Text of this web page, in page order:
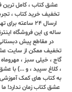
عشق کتاب ، کامل ترین
تخفیف خرید کتاب ،
ارسال ٢٤
ساله ی این فروشگاه
در مقاطع پیش
تخفیف ممکن از سایت
گاج ، خیلی سبز ، مهروماه
، کلاغ سپید ، و ...) با
به کتاب های کمک
عشق کتاب زمان ندارد!